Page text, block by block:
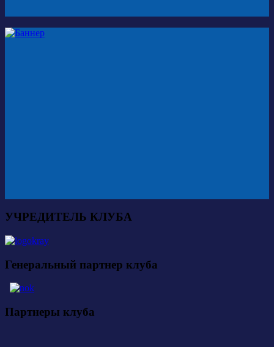
УЧРЕДИТЕЛЬ КЛУБА
Генеральный партнер клуба
Партнеры клуба